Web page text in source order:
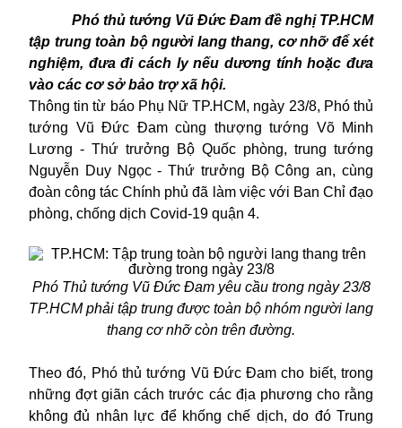
Phó thủ tướng Vũ Đức Đam đề nghị TP.HCM
tập trung toàn bộ người lang thang, cơ nhỡ để xét
nghiệm, đưa đi cách ly nếu dương tính hoặc đưa
vào các cơ sở bảo trợ xã hội.
Thông tin từ báo Phụ Nữ TP.HCM, ngày 23/8, Phó thủ
tướng Vũ Đức Đam cùng thượng tướng Võ Minh
Lương - Thứ trưởng Bộ Quốc phòng, trung tướng
Nguyễn Duy Ngọc - Thứ trưởng Bộ Công an, cùng
đoàn công tác Chính phủ đã làm việc với Ban Chỉ đạo
phòng, chống dịch Covid-19 quận 4.
Phó Thủ tướng Vũ Đức Đam yêu cầu trong ngày 23/8
TP.HCM phải tập trung được toàn bộ nhóm người lang
thang cơ nhỡ còn trên đường.
Theo đó, Phó thủ tướng Vũ Đức Đam cho biết, trong
những đợt giãn cách trước các địa phương cho rằng
không đủ nhân lực để khống chế dịch, do đó Trung